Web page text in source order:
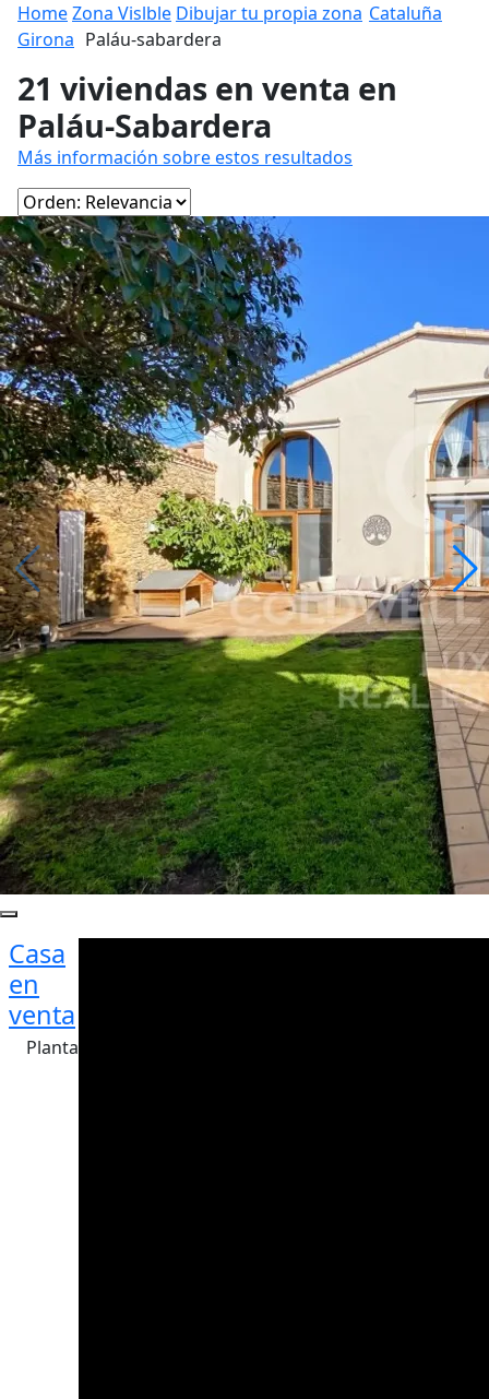
HomeZona Vislble Dibujar tu propia zona Cataluña
Girona Paláu-sabardera
21 viviendas en venta en
Paláu-Sabardera
Más información sobre estos resultados
Casa
en
venta
Planta